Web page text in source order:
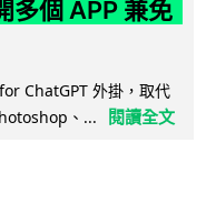
多個 APP 兼免
ChatGPT 外掛，取代
、...
閱讀全文